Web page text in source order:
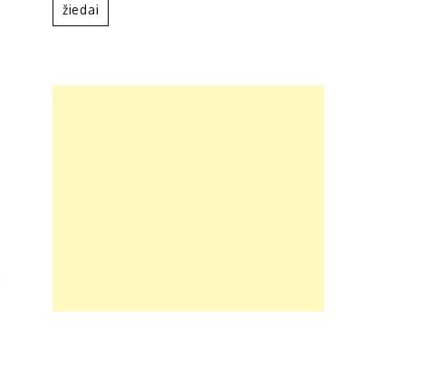
žiedai